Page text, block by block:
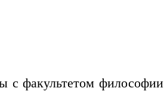
с факультетом